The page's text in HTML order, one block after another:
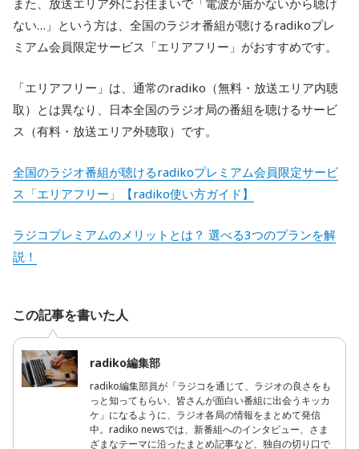
ない…」という方は、全国のラジオ番組が聴けるradikoプレ
ミアム会員限定サービス「エリアフリー」がおすすめです。
「エリアフリー」は、通常のradiko（無料・放送エリア内聴
取）とは異なり、日本全国のラジオ局の番組を聴けるサービ
ス（有料・放送エリア外聴取）です。
全国のラジオ番組が聴けるradikoプレミアム会員限定サービ
ス「エリアフリー」【radiko使い方ガイド】
ラジコプレミアムのメリットとは？ 選べる3つのプランを解
説！
この記事を書いた人
radiko編集部
radiko編集部員が「ラジコを通じて、ラジオの良さをも
っと知ってもらい、皆さんが面白い番組に出会うキッカ
ケ」になるように、ラジオ各局の情報をまとめて発信
中。radiko newsでは、新番組へのインタビュー、さま
ざまなテーマに沿ったまとめ記事など、独自の切り口で